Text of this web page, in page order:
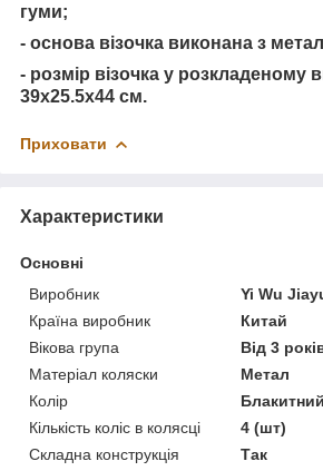
гуми;
- основа візочка виконана з
- розмір візочка у розкладеному
39х25.5х44 см.
Приховати
Характеристики
Основні
Виробник
Yi Wu
Країна виробник
Китай
Вікова група
Від 3
Матеріал коляски
Метал
Колір
Блакитний
Кількість коліс в колясці
4 (шт)
Складна конструкція
Так